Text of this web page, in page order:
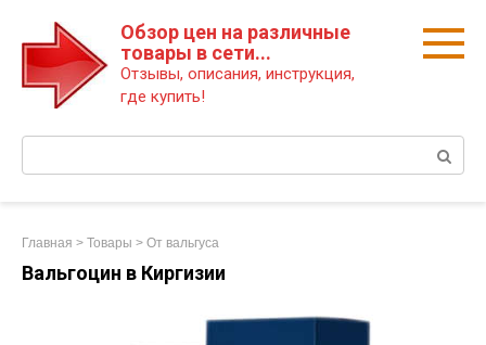
Обзор цен на различные
товары в сети...
Отзывы, описания, инструкция,
где купить!
Главная > Товары > От вальгуса
Вальгоцин в Киргизии